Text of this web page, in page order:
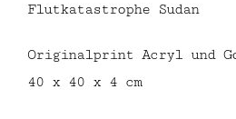
Flutkatastrophe Sudan
Originalprint Acryl und
40 x 40 x 4 cm